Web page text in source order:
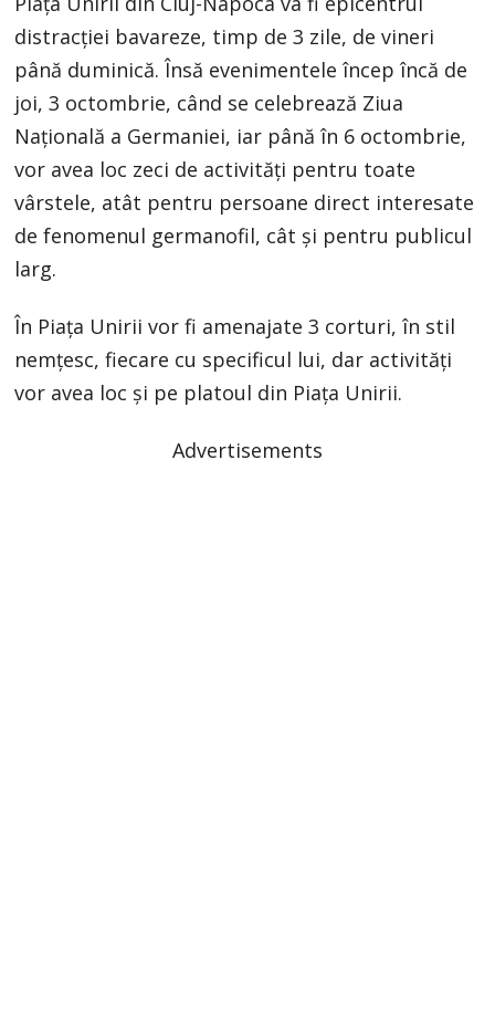
distracției bavareze, timp de 3 zile, de vineri
până duminică. Însă evenimentele încep încă de
joi, 3 octombrie, când se celebrează Ziua
Națională a Germaniei, iar până în 6 octombrie,
vor avea loc zeci de activități pentru toate
vârstele, atât pentru persoane direct interesate
de fenomenul germanofil, cât și pentru publicul
larg.
În Piața Unirii vor fi amenajate 3 corturi, în stil
nemțesc, fiecare cu specificul lui, dar activități
vor avea loc și pe platoul din Piața Unirii.
Advertisements